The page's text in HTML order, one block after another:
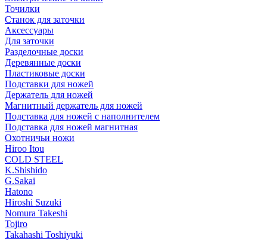
Точилки
Станок для заточки
Аксессуары
Для заточки
Разделочные доски
Деревянные доски
Пластиковые доски
Подставки для ножей
Держатель для ножей
Магнитный держатель для ножей
Подставка для ножей с наполнителем
Подставка для ножей магнитная
Охотничьи ножи
Hiroo Itou
COLD STEEL
K.Shishido
G.Sakai
Hatono
Hiroshi Suzuki
Nomura Takeshi
Tojiro
Takahashi Toshiyuki